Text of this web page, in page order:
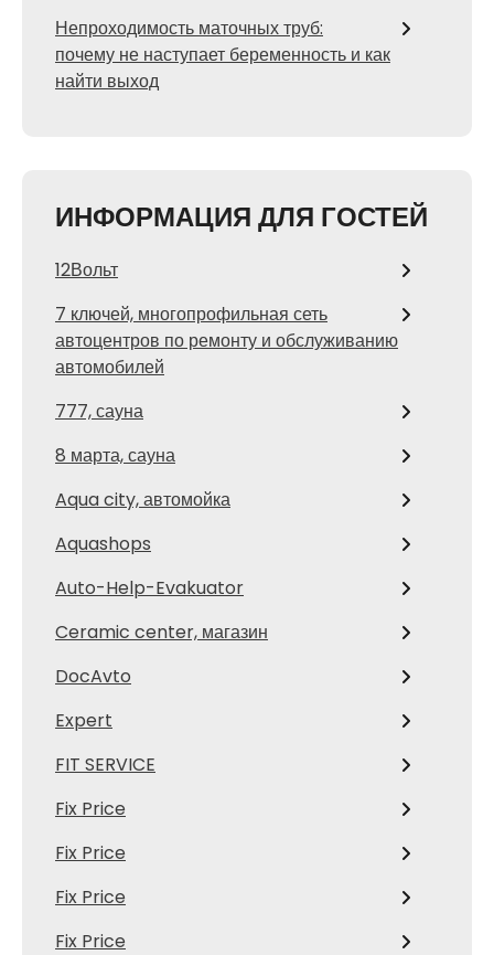
Непроходимость маточных труб:
почему не наступает беременность и как
найти выход
ИНФОРМАЦИЯ ДЛЯ ГОСТЕЙ
12Вольт
7 ключей, многопрофильная сеть
автоцентров по ремонту и обслуживанию
автомобилей
777, сауна
8 марта, сауна
Aqua city, автомойка
Aquashops
Auto-Help-Evakuator
Ceramic center, магазин
DocAvto
Expert
FIT SERVICE
Fix Price
Fix Price
Fix Price
Fix Price